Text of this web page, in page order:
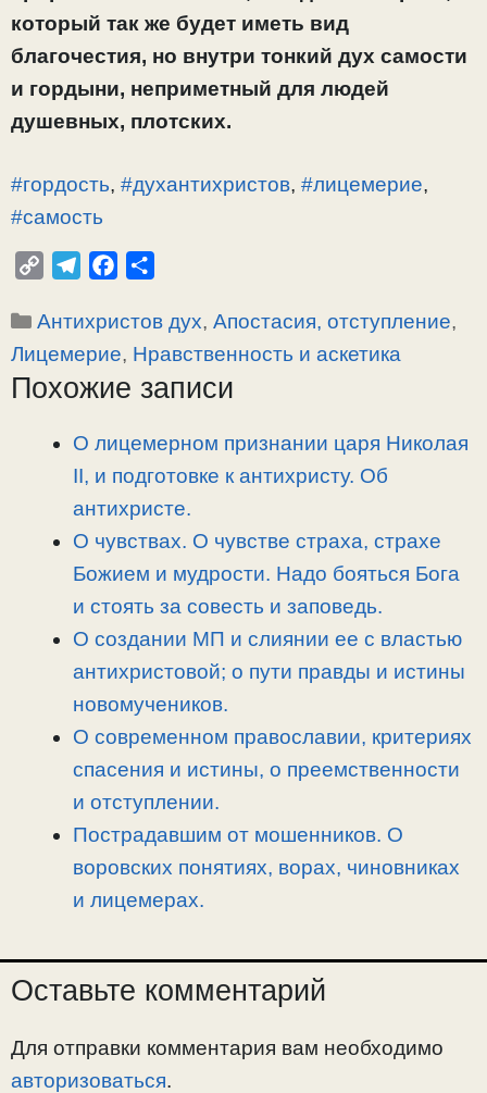
который так же будет иметь вид
благочестия, но внутри тонкий дух самости
и гордыни, неприметный для людей
душевных, плотских.
#гордость, #духантихристов, #лицемерие,
#самость
p
y
L
l
e
g
a
c
e
b
п
р
а
Рубрики
Антихристов дух,Апостасия, отступление,
Лицемерие, Нравственность и аскетика
Похожие записи
О лицемерном признании царя Николая
II, и подготовке к антихристу. Об
антихристе.
О чувствах. О чувстве страха, страхе
Божием и мудрости. Надо бояться Бога
и стоять за совесть и заповедь.
О создании МП и слиянии ее с властью
антихристовой; о пути правды и истины
новомучеников.
О современном православии, критериях
спасения и истины, о преемственности
и отступлении.
Пострадавшим от мошенников. О
воровских понятиях, ворах, чиновниках
и лицемерах.
Оставьте комментарий
Для отправки комментария вам необходимо
авторизоваться.